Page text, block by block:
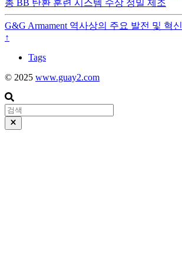
총 BB 탄환 훈련 시스템 수상 정밀 제조
G&G Armament 역사상의 주요 발전 및 혁신
↑
Tags
© 2025 www.guay2.com